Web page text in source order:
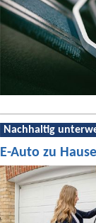
Nachhaltig
E-Auto zu